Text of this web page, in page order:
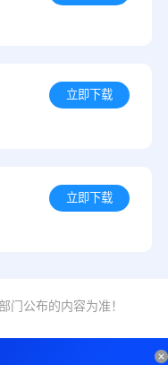
立即下载
立即下载
公布的内容为准！